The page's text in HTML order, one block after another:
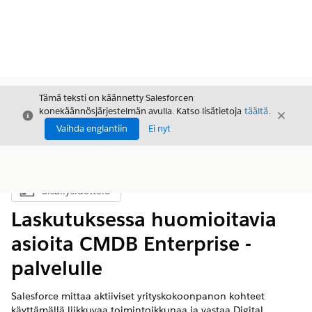
Sulje
Tämä teksti on käännetty Salesforcen
konekäännösjärjestelmän avulla. Katso lisätietoja täältä.
Vaihda englantiin
Ei nyt
Sulje
Näytä sisällysluettelo
Sisällysluettelo
Laskutuksessa huomioitavia
asioita CMDB Enterprise -
palvelulle
Salesforce mittaa aktiiviset yrityskokoonpanon kohteet